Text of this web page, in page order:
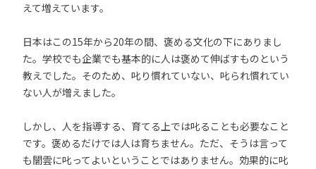
えて増えています。
日本はこの15年から20年の間、褒める文化の下にありまし
た。学校でも企業でも基本的に人は褒めて伸ばすものという
教えでした。そのため、叱り慣れていない、叱られ慣れてい
ない人が増えました。
しかし、人を指導する、育てる上では叱ることも必要なこと
です。褒めるだけでは人は育ちません。ただ、そうは言って
も闇雲に叱ってよいということではありません。効果的に叱